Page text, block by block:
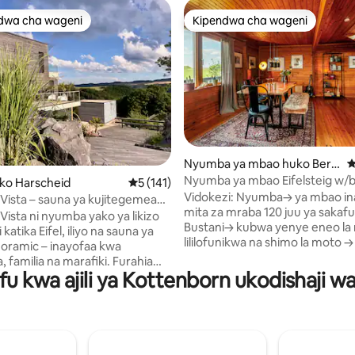
wa 5 kati ya 5, tathmini 10
maarufu cha wageni
cha wageni
Harscheid Ukadiriaji wa wastani wa 5 kati ya 5,
5 (141)
– sauna ya kujitegemea
wa panoramic
ni nyumba yako ya likizo
Eifel, iliyo na sauna ya
– inayofaa kwa
familia na marafiki. Furahia
mita za mraba 135 ukiwa na
wa kupendeza wa misitu ya
Kipendwa cha wageni
Kipendwa cha wageni
Nyumba ya mbao huko Bern
dorf
Nyumba ya mbao Eifelsteig w/
mahali pa kuotea moto na
kuotea moto
Vidokezi: Nyumba→ ya mbao ina jumla ya
mita za mraba 120 juu ya
Bustani→ kubwa yenye eneo la
lililofunikwa na shimo la moto →
kubwa na chumba cha kulia
sehemu ya kuotea moto Jiko
kutembea Mwongozo wa→
kwa ajili ya Kottenborn ukodishaji